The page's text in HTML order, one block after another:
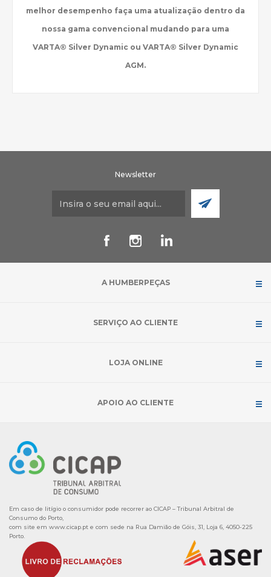
melhor desempenho faça uma atualização dentro da
nossa gama convencional mudando para uma
VARTA® Silver Dynamic ou VARTA® Silver Dynamic
AGM.
Newsletter
A HUMBERPEÇAS
SERVIÇO AO CLIENTE
LOJA ONLINE
APOIO AO CLIENTE
Em caso de litígio o consumidor pode recorrer ao CICAP – Tribunal Arbitral de
Consumo do Porto,
com site em www.cicap.pt e com sede na Rua Damião de Góis, 31, Loja 6, 4050-225
Porto.